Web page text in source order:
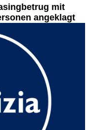
mit
angeklagt